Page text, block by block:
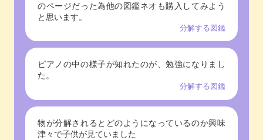
のページだった為他の図鑑ネオも購入してみよう
と思います。
分解する図鑑
ピアノの中の様子が知れたのが、勉強になりまし
た。
分解する図鑑
物が分解されるとどのようになっているのか興味
津々で子供が見ていました